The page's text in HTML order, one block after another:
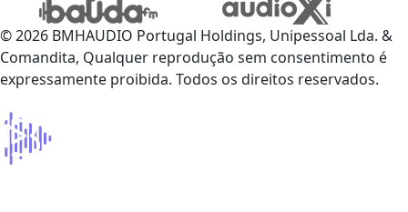
© 2026 BMHAUDIO Portugal Holdings, Unipessoal Lda. &
Comandita, Qualquer reprodução sem consentimento é
expressamente proibida. Todos os direitos reservados.